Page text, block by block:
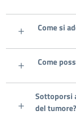
Come si
Come
Sottoporsi
del tumore?